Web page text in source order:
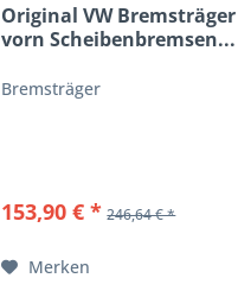
Original VW Bremsträger
vorn Scheibenbremsen...
Bremsträger
153,90 € * 246,64 € *
Merken